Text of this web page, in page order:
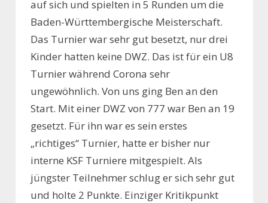
auf sich und spielten in 5 Runden um die
Baden-Württembergische Meisterschaft.
Das Turnier war sehr gut besetzt, nur drei
Kinder hatten keine DWZ. Das ist für ein U8
Turnier während Corona sehr
ungewöhnlich. Von uns ging Ben an den
Start. Mit einer DWZ von 777 war Ben an 19
gesetzt. Für ihn war es sein erstes
„richtiges“ Turnier, hatte er bisher nur
interne KSF Turniere mitgespielt. Als
jüngster Teilnehmer schlug er sich sehr gut
und holte 2 Punkte. Einziger Kritikpunkt